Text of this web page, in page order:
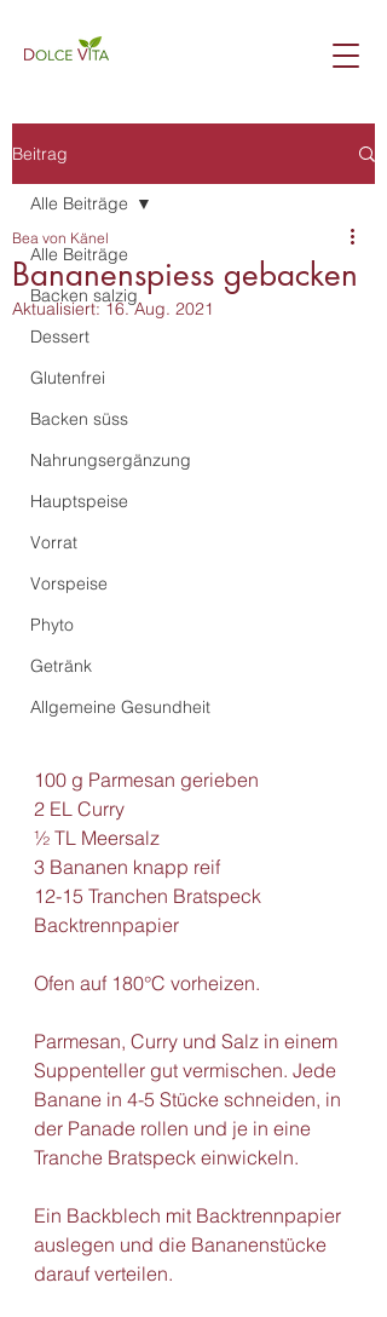
Beitrag
Alle Beiträge
Backen salzig
Dessert
Glutenfrei
Backen süss
Nahrungsergänzung
Hauptspeise
Vorrat
Vorspeise
Phyto
Getränk
Allgemeine Gesundheit
Alle Beiträge
Bananenspiess gebacken
Bea von Känel
Aktualisiert:16. Aug. 2021
100 g Parmesan gerieben
2 EL Curry
½ TL Meersalz
3 Bananen knapp reif
12-15 Tranchen Bratspeck
Backtrennpapier
Ofen auf 180°C vorheizen.
Parmesan, Curry und Salz in einem
Suppenteller gut vermischen. Jede
Banane in 4-5 Stücke schneiden, in
der Panade rollen und je in eine
Tranche Bratspeck einwickeln.
Ein Backblech mit Backtrennpapier
auslegen und die Bananenstücke
darauf verteilen.